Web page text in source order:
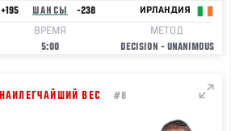
+195 ШАНСЫ -238 ИРЛАНДИЯ
ВРЕМЯ
5:00
МЕТОД
DECISION - UNANIMOUS
НАИЛЕГЧАЙШИЙ ВЕС #8